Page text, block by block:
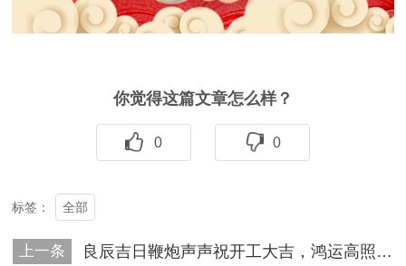
你觉得这篇文章怎么样？
0 0
标签： 全部
上一条 良辰吉日鞭炮声声祝开工大吉，鸿运高照财源滚滚贺生意兴隆